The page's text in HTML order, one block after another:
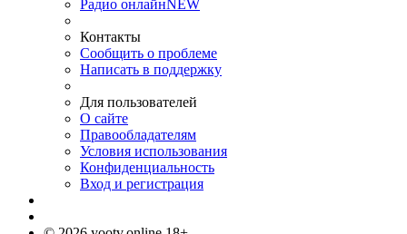
Радио онлайнNEW
Контакты
Сообщить о проблеме
Написать в поддержку
Для пользователей
О сайте
Правообладателям
Условия использования
Конфиденциальность
Вход и регистрация